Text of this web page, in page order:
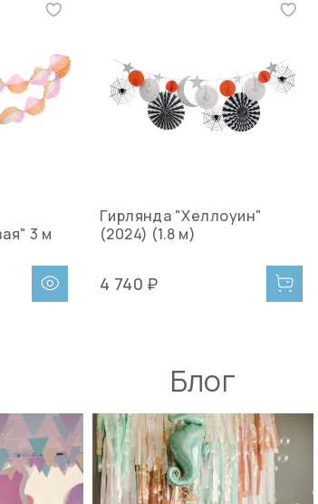
3 м
Гирлянда "Хеллоуин"
(2024) (1.8 м)
4 740 ₽
Блог